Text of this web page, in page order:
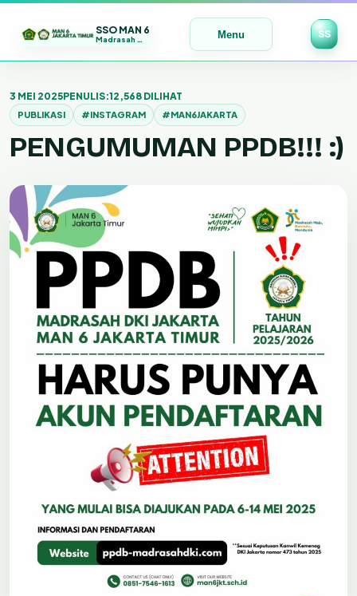
SSO MAN 6
Madrasah Maju | Bermutu | Mendunia Menu SS
ke
konten
3 MEI 2025PENULIS:12,568 DILIHAT
PUBLIKASI #INSTAGRAM #MAN6JAKARTA
PENGUMUMAN PPDB!!! :)